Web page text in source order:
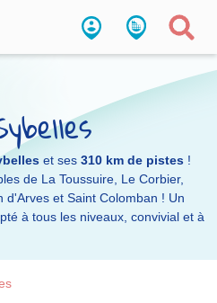
et ses 310 km de pistes !
de La Toussuire, Le Corbier,
d'Arves et Saint Colomban ! Un
à tous les niveaux, convivial et à